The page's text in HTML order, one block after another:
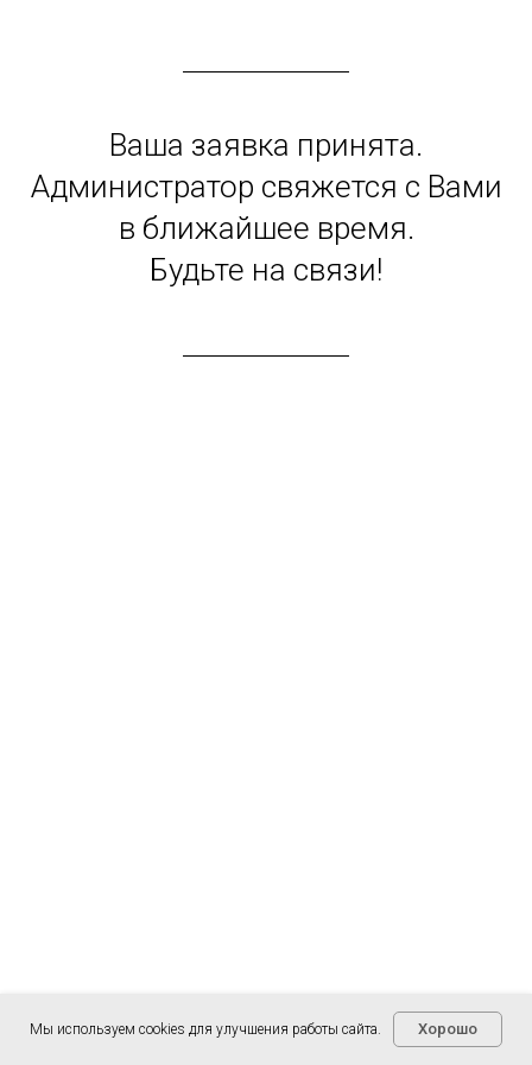
Ваша заявка принята.
Администратор свяжется с Вами
в ближайшее время.
Будьте на связи!
Мы используем cookies для улучшения работы сайта. Хорошо